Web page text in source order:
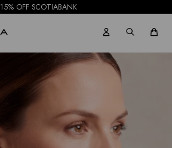
15% OFF SCOTIABANK
NOTIFICARME